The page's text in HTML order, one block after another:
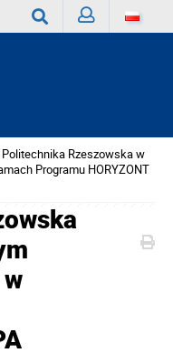
Politechnika Rzeszowska w
Programu HORYZONT